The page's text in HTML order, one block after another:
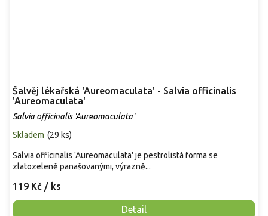
Šalvěj lékařská 'Aureomaculata' - Salvia officinalis
'Aureomaculata'
Salvia officinalis 'Aureomaculata'
Skladem (29 ks)
119 Kč / ks
Detail
Salvia officinalis 'Aureomaculata' je pestrolistá forma se
zlatozeleně panašovanými, výrazně...